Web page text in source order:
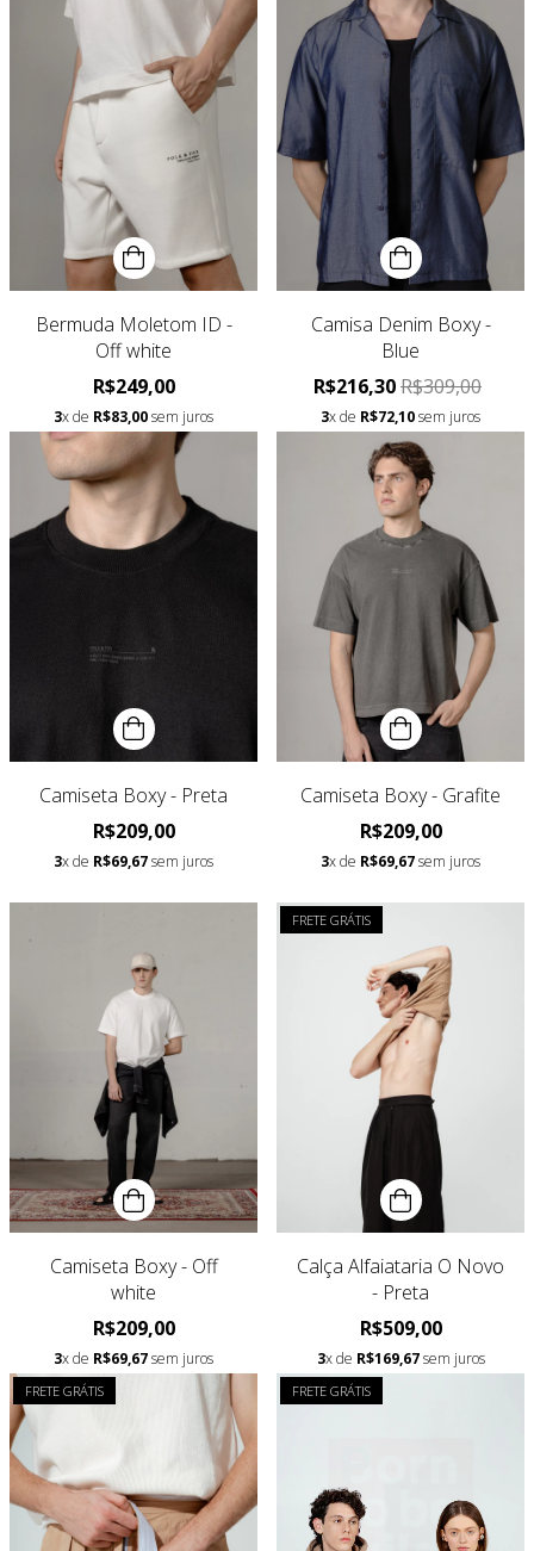
Bermuda Moletom ID -
Off white
R$249,00
3x de R$83,00sem juros
Camisa Denim Boxy -
Blue
R$216,30R$309,00
3x de R$72,10sem juros
Camiseta Boxy - Preta
R$209,00
3x de R$69,67sem juros
Camiseta Boxy - Grafite
R$209,00
3x de R$69,67sem juros
Camiseta Boxy - Off
white
R$209,00
3x de R$69,67sem juros
FRETE GRÁTIS
Calça Alfaiataria O Novo
- Preta
R$509,00
3x de R$169,67sem juros
FRETE GRÁTIS FRETE GRÁTIS